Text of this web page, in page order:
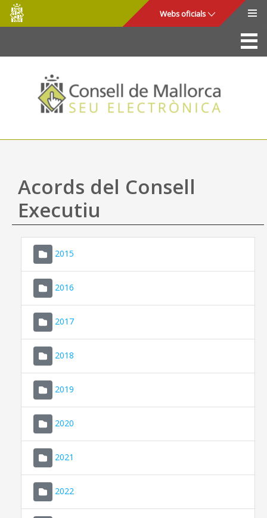
Salta al contingut principal
Consell
de
Mallorca
Webs oficials
La Seu
Consell de Mallorca
Accés i seguretat
Utilitats
Ajuda
Acords del Consell
Executiu
2015
2016
2017
2018
2019
2020
2021
2022